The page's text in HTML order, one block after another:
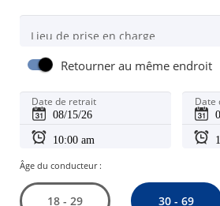
Lieu de prise en charge
Retourner au même endroit
Date de retrait Date
Âge du conducteur :
18 - 29 30 - 69